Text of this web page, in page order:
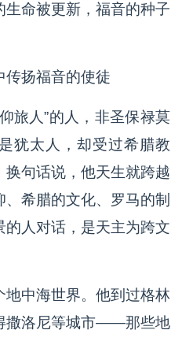
命被更新，福音的种子
传扬福音的使徒
旅人”的人，非圣保禄莫
犹太人，却受过希腊教
句话说，他天生就跨越
希腊的文化、罗马的制
的人对话，是天主为跨文
中海世界。他到过格林
撒洛尼等城市——那些地